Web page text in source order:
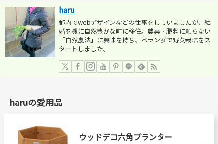
haru
都内でwebデザインなどの仕事をしていましたが、結
婚を機に自然豊かな町に移住。農薬・肥料に頼らない
「自然農法」に興味を持ち、ベランダで野菜栽培をス
タートしました。
haruの愛用品
ウッドデコ六角プランター